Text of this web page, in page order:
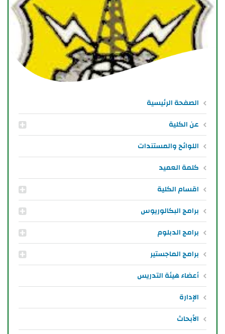
الصفحة الرئيسية
عن الكلية
اللوائح والمستندات
كلمة العميد
اقسام الكلية
برامج البكالوريوس
برامج الدبلوم
برامج الماجستير
أعضاء هيئة التدريس
الإدارة
الأبحاث